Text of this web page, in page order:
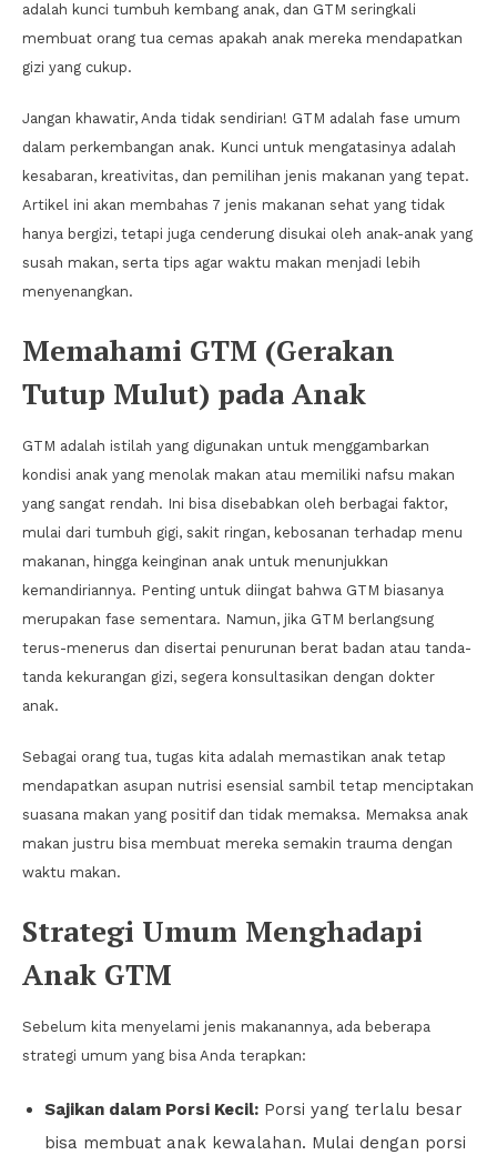
adalah kunci tumbuh kembang anak, dan GTM seringkali
membuat orang tua cemas apakah anak mereka mendapatkan
gizi yang cukup.
Jangan khawatir, Anda tidak sendirian! GTM adalah fase umum
dalam perkembangan anak. Kunci untuk mengatasinya adalah
kesabaran, kreativitas, dan pemilihan jenis makanan yang tepat.
Artikel ini akan membahas 7 jenis makanan sehat yang tidak
hanya bergizi, tetapi juga cenderung disukai oleh anak-anak yang
susah makan, serta tips agar waktu makan menjadi lebih
menyenangkan.
Memahami GTM (Gerakan
Tutup Mulut) pada Anak
GTM adalah istilah yang digunakan untuk menggambarkan
kondisi anak yang menolak makan atau memiliki nafsu makan
yang sangat rendah. Ini bisa disebabkan oleh berbagai faktor,
mulai dari tumbuh gigi, sakit ringan, kebosanan terhadap menu
makanan, hingga keinginan anak untuk menunjukkan
kemandiriannya. Penting untuk diingat bahwa GTM biasanya
merupakan fase sementara. Namun, jika GTM berlangsung
terus-menerus dan disertai penurunan berat badan atau tanda-
tanda kekurangan gizi, segera konsultasikan dengan dokter
anak.
Sebagai orang tua, tugas kita adalah memastikan anak tetap
mendapatkan asupan nutrisi esensial sambil tetap menciptakan
suasana makan yang positif dan tidak memaksa. Memaksa anak
makan justru bisa membuat mereka semakin trauma dengan
waktu makan.
Strategi Umum Menghadapi
Anak GTM
Sebelum kita menyelami jenis makanannya, ada beberapa
strategi umum yang bisa Anda terapkan:
Sajikan dalam Porsi Kecil: Porsi yang terlalu besar
bisa membuat anak kewalahan. Mulai dengan porsi